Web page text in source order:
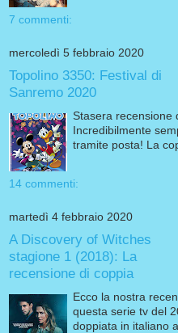
7 commenti:
mercoledì 5 febbraio 2020
Topolino 3350: Festival di
Sanremo 2020
Stasera recensione
Incredibilmente
tramite posta! La
14 commenti:
martedì 4 febbraio 2020
A Discovery of Witches
stagione 1 (2018): La
recensione di coppia
Ecco la nostra
questa serie tv del
doppiata in italiano